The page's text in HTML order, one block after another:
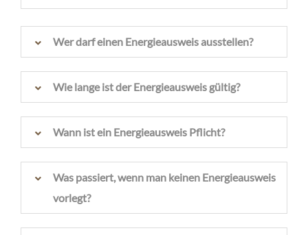
Wer darf einen Energieausweis ausstellen?
Wie lange ist der Energieausweis gültig?
Wann ist ein Energieausweis Pflicht?
Was passiert, wenn man keinen Energieausweis
vorlegt?